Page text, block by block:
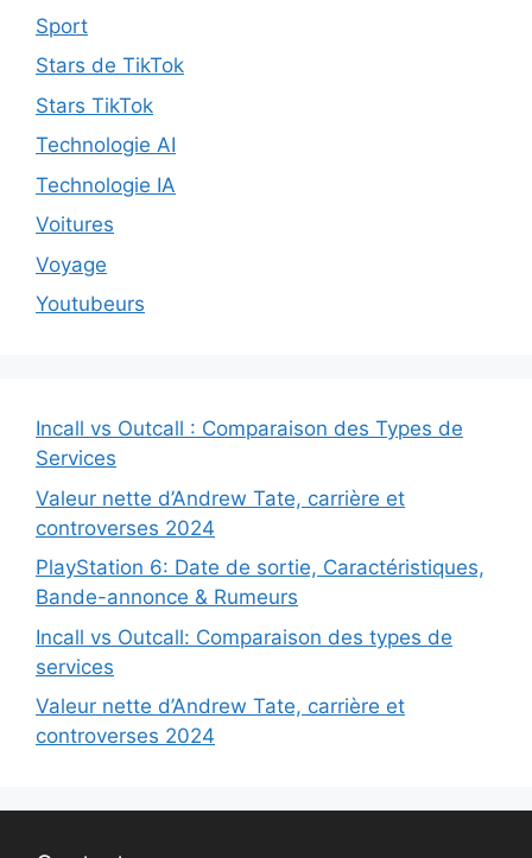
Sport
Stars de TikTok
Stars TikTok
Technologie AI
Technologie IA
Voitures
Voyage
Youtubeurs
Incall vs Outcall : Comparaison des Types de
Services
Valeur nette d’Andrew Tate, carrière et
controverses 2024
PlayStation 6: Date de sortie, Caractéristiques,
Bande-annonce & Rumeurs
Incall vs Outcall: Comparaison des types de
services
Valeur nette d’Andrew Tate, carrière et
controverses 2024